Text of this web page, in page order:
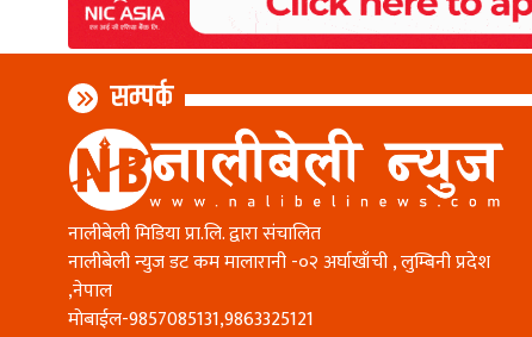
सम्पर्क
नालीबेली मिडिया प्रा.लि. द्वारा संचालित
नालीबेली न्युज डट कम मालारानी -०२ अर्घाखाँची , लुम्बिनी प्रदेश
,नेपाल
माेबाईल-9857085131,9863325121